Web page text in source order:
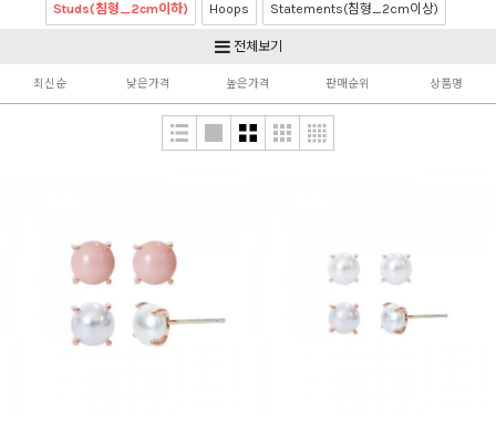
Studs(침형_2cm이하) Hoops Statements(침형_2cm이상)
Silver925 & Gold Non pierced
전체보기
최신순 낮은가격 높은가격 판매순위 상품명